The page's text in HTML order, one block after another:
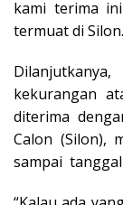
kami terima
termuat di
kekurangan
diterima
Calon (Silon),
sampai